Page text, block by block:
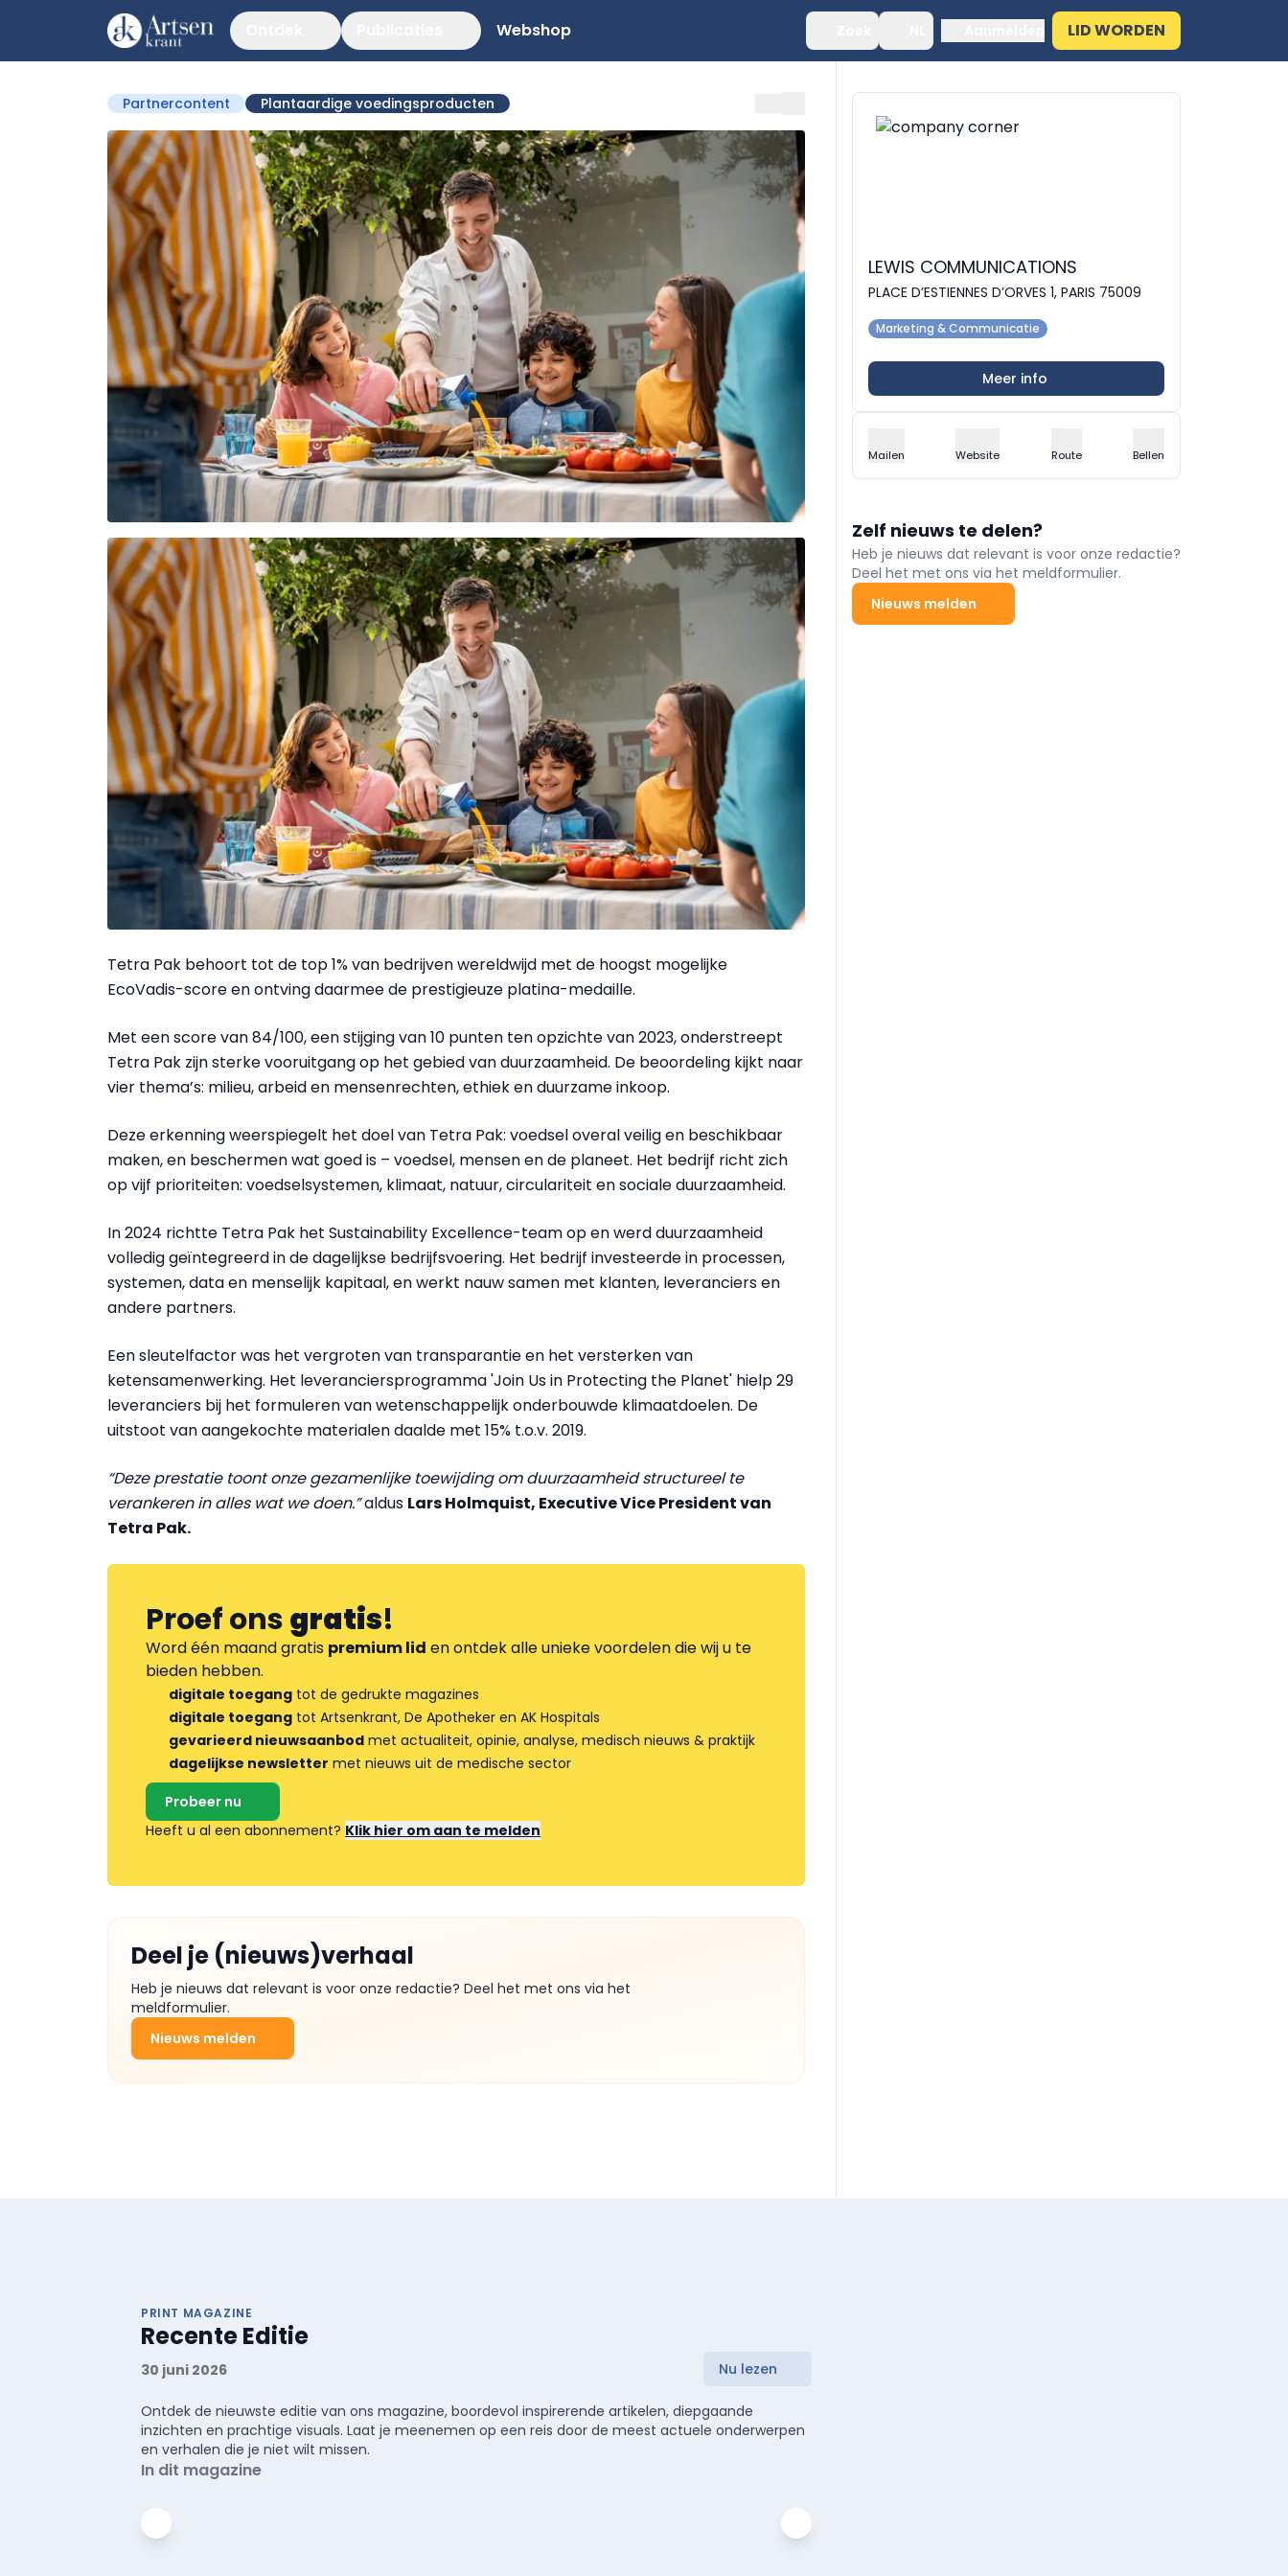
Webshop LID WORDEN
Partnercontent Plantaardige voedingsproducten
Tetra Pak behoort tot de top 1% van bedrijven wereldwijd met de hoogst mogelijke
EcoVadis-score en ontving daarmee de prestigieuze platina-medaille.
Met een score van 84/100, een stijging van 10 punten ten opzichte van 2023, onderstreept
Tetra Pak zijn sterke vooruitgang op het gebied van duurzaamheid. De beoordeling kijkt naar
vier thema’s: milieu, arbeid en mensenrechten, ethiek en duurzame inkoop.
Deze erkenning weerspiegelt het doel van Tetra Pak: voedsel overal veilig en beschikbaar
maken, en beschermen wat goed is – voedsel, mensen en de planeet. Het bedrijf richt zich
op vijf prioriteiten: voedselsystemen, klimaat, natuur, circulariteit en sociale duurzaamheid.
In 2024 richtte Tetra Pak het Sustainability Excellence-team op en werd duurzaamheid
volledig geïntegreerd in de dagelijkse bedrijfsvoering. Het bedrijf investeerde in processen,
systemen, data en menselijk kapitaal, en werkt nauw samen met klanten, leveranciers en
andere partners.
Een sleutelfactor was het vergroten van transparantie en het versterken van
ketensamenwerking. Het leveranciersprogramma 'Join Us in Protecting the Planet' hielp 29
leveranciers bij het formuleren van wetenschappelijk onderbouwde klimaatdoelen. De
uitstoot van aangekochte materialen daalde met 15% t.o.v. 2019.
“Deze prestatie toont onze gezamenlijke toewijding om duurzaamheid structureel te
verankeren in alles wat we doen.”aldus Lars Holmquist, Executive Vice President van
Tetra Pak.
Proef onsgratis!
Word één maand gratis premium lid en ontdek alle unieke voordelen die wij u te
bieden hebben.
digitale toegang tot de gedrukte magazines
digitale toegang tot Artsenkrant, De Apotheker en AK Hospitals
gevarieerd nieuwsaanbod met actualiteit, opinie, analyse, medisch nieuws & praktijk
dagelijkse newsletter met nieuws uit de medische sector
Probeer nu
Heeft u al een abonnement? Klik hier om aan te melden
Deel je (nieuws)verhaal
Heb je nieuws dat relevant is voor onze redactie? Deel het met ons via het
meldformulier.
Nieuws melden
LEWIS COMMUNICATIONS
PLACE D’ESTIENNES D’ORVES 1, PARIS 75009
Marketing & Communicatie
Meer info
Mailen Website Route Bellen
Zelf nieuws te delen?
Heb je nieuws dat relevant is voor onze redactie?
Deel het met ons via het meldformulier.
Nieuws melden
PRINT MAGAZINE
Recente Editie
30 juni 2026 Nu lezen
Ontdek de nieuwste editie van ons magazine, boordevol inspirerende artikelen, diepgaande
inzichten en prachtige visuals. Laat je meenemen op een reis door de meest actuele onderwerpen
en verhalen die je niet wilt missen.
In dit magazine